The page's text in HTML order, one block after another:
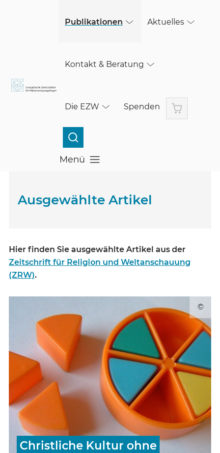
Publikationen Aktuelles
Kontakt & Beratung
Die EZW Spenden Warenkorb
Menü
Menü öffnen
Ausgewählte Artikel
Hier finden Sie ausgewählte Artikel aus der
Zeitschrift für Religion und Weltanschauung
(ZRW).
Christliche Kultur ohne
©